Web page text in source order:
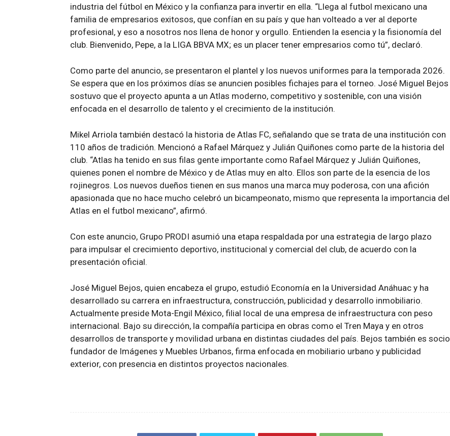
industria del fútbol en México y la confianza para invertir en ella. “Llega al futbol mexicano una
familia de empresarios exitosos, que confían en su país y que han volteado a ver al deporte
profesional, y eso a nosotros nos llena de honor y orgullo. Entienden la esencia y la fisionomía del
club. Bienvenido, Pepe, a la LIGA BBVA MX; es un placer tener empresarios como tú”, declaró.
Como parte del anuncio, se presentaron el plantel y los nuevos uniformes para la temporada 2026.
Se espera que en los próximos días se anuncien posibles fichajes para el torneo. José Miguel Bejos
sostuvo que el proyecto apunta a un Atlas moderno, competitivo y sostenible, con una visión
enfocada en el desarrollo de talento y el crecimiento de la institución.
Mikel Arriola también destacó la historia de Atlas FC, señalando que se trata de una institución con
110 años de tradición. Mencionó a Rafael Márquez y Julián Quiñones como parte de la historia del
club. “Atlas ha tenido en sus filas gente importante como Rafael Márquez y Julián Quiñones,
quienes ponen el nombre de México y de Atlas muy en alto. Ellos son parte de la esencia de los
rojinegros. Los nuevos dueños tienen en sus manos una marca muy poderosa, con una afición
apasionada que no hace mucho celebró un bicampeonato, mismo que representa la importancia del
Atlas en el futbol mexicano”, afirmó.
Con este anuncio, Grupo PRODI asumió una etapa respaldada por una estrategia de largo plazo
para impulsar el crecimiento deportivo, institucional y comercial del club, de acuerdo con la
presentación oficial.
José Miguel Bejos, quien encabeza el grupo, estudió Economía en la Universidad Anáhuac y ha
desarrollado su carrera en infraestructura, construcción, publicidad y desarrollo inmobiliario.
Actualmente preside Mota-Engil México, filial local de una empresa de infraestructura con peso
internacional. Bajo su dirección, la compañía participa en obras como el Tren Maya y en otros
desarrollos de transporte y movilidad urbana en distintas ciudades del país. Bejos también es socio
fundador de Imágenes y Muebles Urbanos, firma enfocada en mobiliario urbano y publicidad
exterior, con presencia en distintos proyectos nacionales.